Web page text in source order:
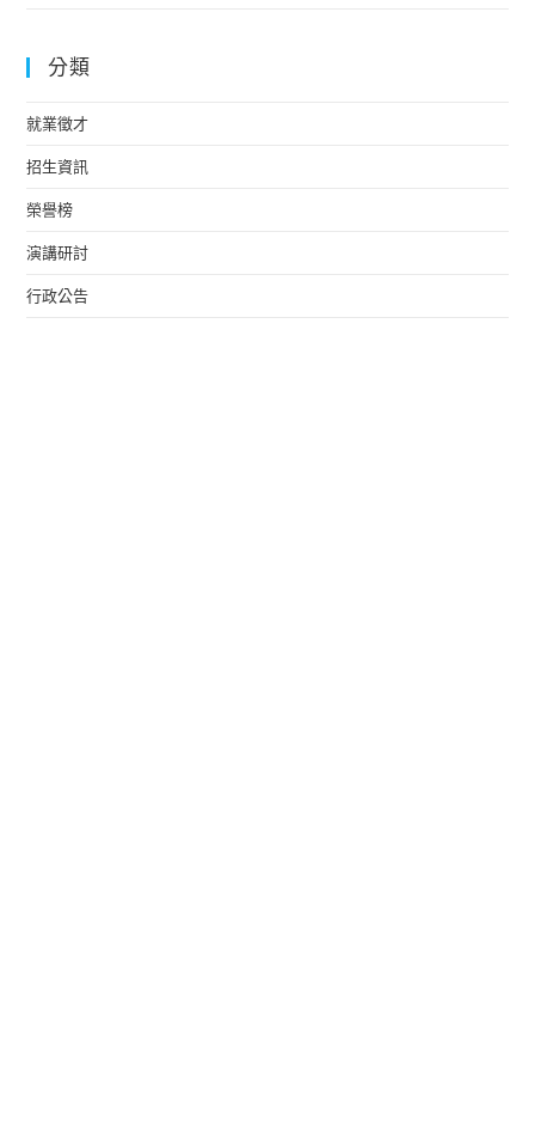
分類
就業徵才
招生資訊
榮譽榜
演講研討
行政公告